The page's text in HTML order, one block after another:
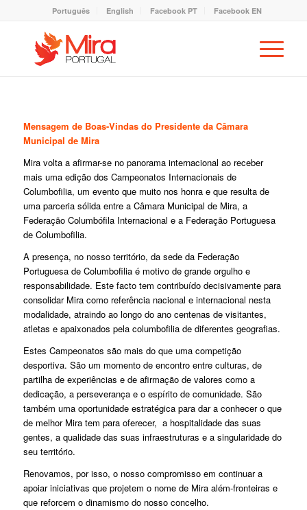
Português English Facebook PT Facebook EN
Mensagem de Boas-Vindas do Presidente da Câmara
Municipal de Mira
Mira volta a afirmar-se no panorama internacional ao receber
mais uma edição dos Campeonatos Internacionais de
Columbofilia, um evento que muito nos honra e que resulta de
uma parceria sólida entre a Câmara Municipal de Mira, a
Federação Columbófila Internacional e a Federação Portuguesa
de Columbofilia.
A presença, no nosso território, da sede da Federação
Portuguesa de Columbofilia é motivo de grande orgulho e
responsabilidade. Este facto tem contribuído decisivamente para
consolidar Mira como referência nacional e internacional nesta
modalidade, atraindo ao longo do ano centenas de visitantes,
atletas e apaixonados pela columbofilia de diferentes geografias.
Estes Campeonatos são mais do que uma competição
desportiva. São um momento de encontro entre culturas, de
partilha de experiências e de afirmação de valores como a
dedicação, a perseverança e o espírito de comunidade. São
também uma oportunidade estratégica para dar a conhecer o que
de melhor Mira tem para oferecer, a hospitalidade das suas
gentes, a qualidade das suas infraestruturas e a singularidade do
seu território.
Renovamos, por isso, o nosso compromisso em continuar a
apoiar iniciativas que projetem o nome de Mira além-fronteiras e
que reforcem o dinamismo do nosso concelho.